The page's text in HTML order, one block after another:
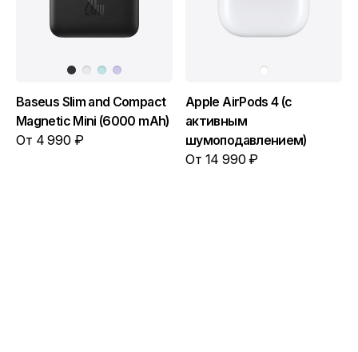
Baseus Slim and Compact
Magnetic Mini (6000 mAh)
От 4 990 ₽
Apple AirPods 4 (с
активным
шумоподавлением)
От 14 990 ₽